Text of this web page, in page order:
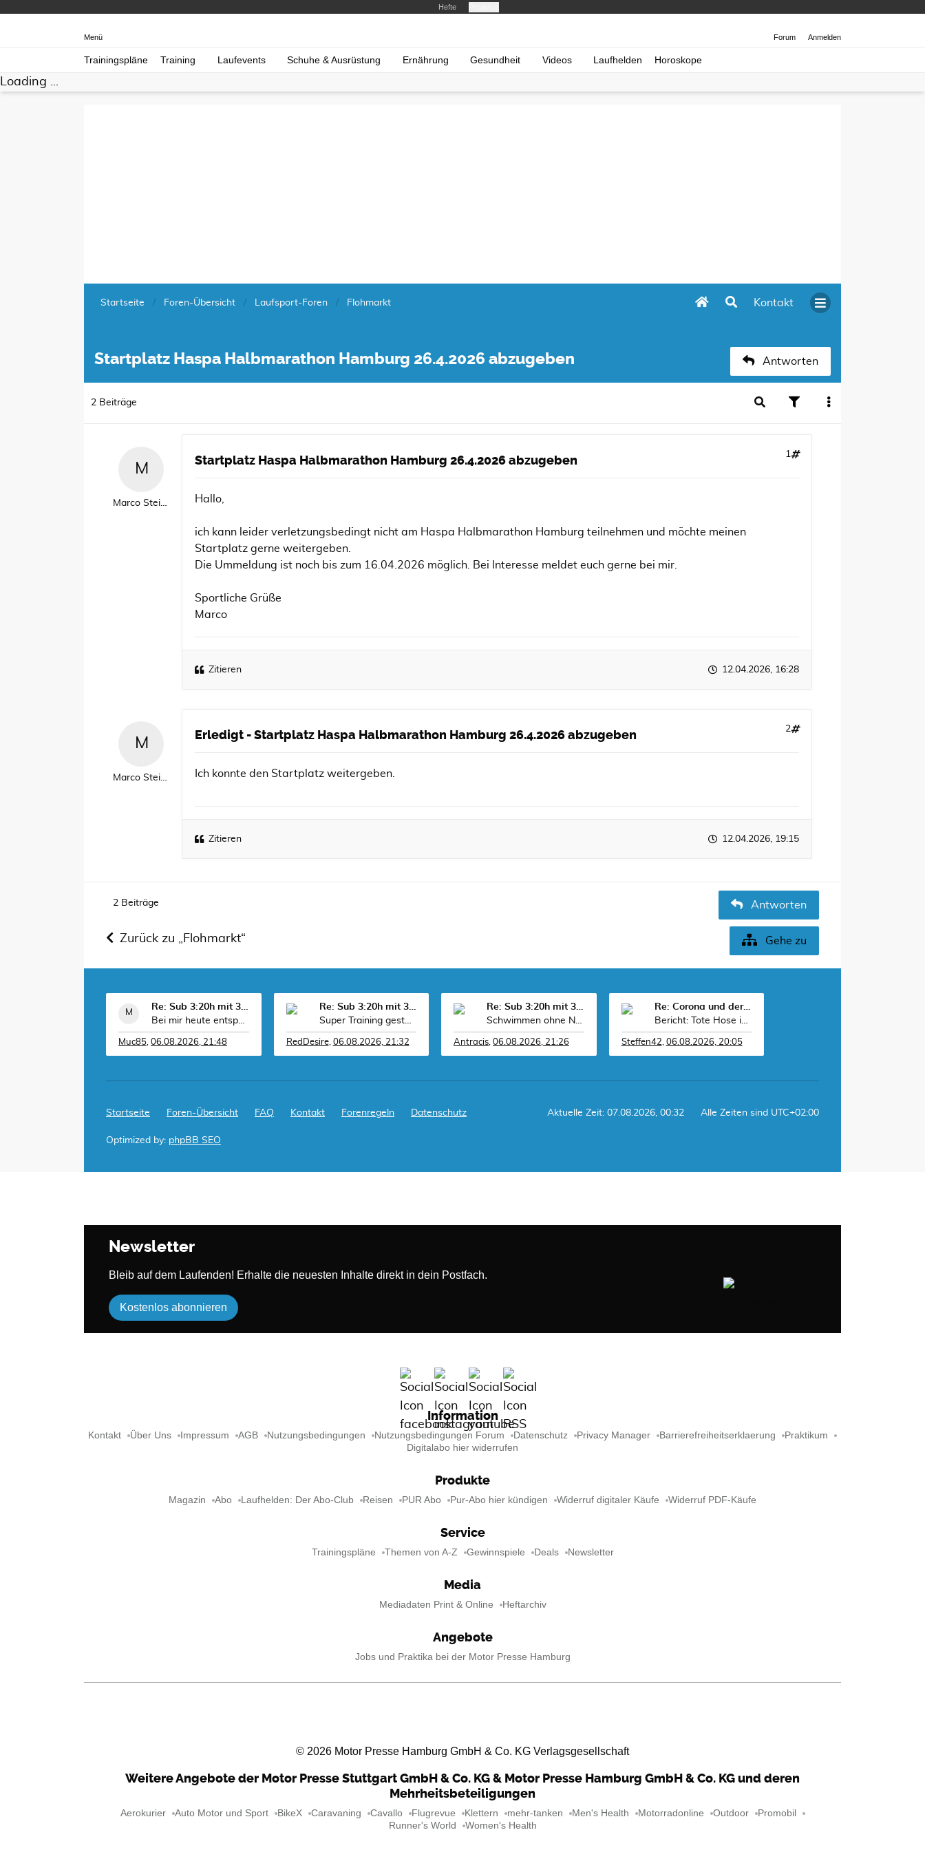
Hefte
Forum Anmelden
Menü
Trainingspläne Training Laufevents Schuhe & Ausrüstung Ernährung Gesundheit Videos Laufhelden Horoskope
Loading ...
Kontakt
Startseite Foren-Übersicht Laufsport-Foren Flohmarkt
Startplatz Haspa Halbmarathon Hamburg 26.4.2026 abzugeben Antworten
2 Beiträge
Marco Steinfeld
Startplatz Haspa Halbmarathon Hamburg 26.4.2026 abzugeben 1
Hallo,
ich kann leider verletzungsbedingt nicht am Haspa Halbmarathon Hamburg teilnehmen und möchte meinen
Startplatz gerne weitergeben.
Die Ummeldung ist noch bis zum 16.04.2026 möglich. Bei Interesse meldet euch gerne bei mir.
Sportliche Grüße
Marco
Zitieren 12.04.2026, 16:28
Marco Steinfeld
Erledigt - Startplatz Haspa Halbmarathon Hamburg 26.4.2026 abzugeben 2
Ich konnte den Startplatz weitergeben.
Zitieren 12.04.2026, 19:15
2 Beiträge Antworten
Zurück zu „Flohmarkt“ Gehe zu
Re: Sub 3:20h mit 3-4 mal Training die Woche machb
Bei mir heute entspannt 10km very easy @5:20
Muc85, 06.08.2026, 21:48
Re: Sub 3:20h mit 3-4 mal Training die Woche machb
Super Training gestern Antracis Wollte schon mal v
RedDesire, 06.08.2026, 21:32
Re: Sub 3:20h mit 3-4 mal Training die Woche machb
Schwimmen ohne Neo ist zäh. Heute 2553m in 67 Minu
Antracis, 06.08.2026, 21:26
Re: Corona und der Sport
Bericht: Tote Hose in der Grokipedia: „Das US-M
Steffen42, 06.08.2026, 20:05
Startseite Foren-Übersicht FAQ Kontakt Forenregeln Datenschutz Alle Zeiten sind UTC+02:00
Aktuelle Zeit: 07.08.2026, 00:32
Optimized by: phpBB SEO
Newsletter
Bleib auf dem Laufenden! Erhalte die neuesten Inhalte direkt in dein Postfach.
Kostenlos abonnieren
Information
Kontakt Über Uns Impressum AGB Nutzungsbedingungen Nutzungsbedingungen Forum Datenschutz Privacy Manager Barrierefreiheitserklaerung
Praktikum
Digitalabo hier widerrufen
Produkte
Magazin Abo Laufhelden: Der Abo-Club Reisen PUR Abo Pur-Abo hier kündigen Widerruf digitaler Käufe Widerruf PDF-Käufe
Service
Trainingspläne Themen von A-Z Gewinnspiele Deals Newsletter
Media
Mediadaten Print & Online Heftarchiv
Angebote
Jobs und Praktika bei der Motor Presse Hamburg
© 2026 Motor Presse Hamburg GmbH & Co. KG Verlagsgesellschaft
Weitere Angebote der Motor Presse Stuttgart GmbH & Co. KG & Motor Presse Hamburg GmbH & Co. KG und deren
Mehrheitsbeteiligungen
Aerokurier Auto Motor und Sport BikeX Caravaning Cavallo Flugrevue Klettern mehr-tanken Men's Health Motorradonline Outdoor
Promobil
Runner's World
Women's Health